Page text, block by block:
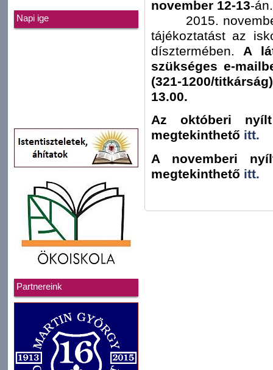
Napi ige
Partnereink
november 12-13-án.
2015. november
tájékoztatást az
dísztermében. A
szükséges e-
(321-1200/
13.00.
Az októberi
megtekinthető itt.
A novemberi
megtekinthető itt.